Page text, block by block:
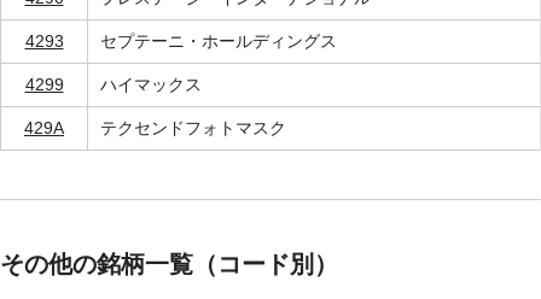
4293 セプテーニ・ホールディングス
4299 ハイマックス
429A テクセンドフォトマスク
その他の銘柄一覧（コード別）